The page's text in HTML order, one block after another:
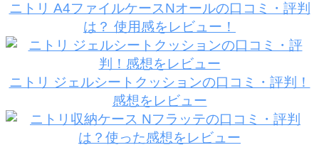
ニトリ A4ファイルケースNオールの口コミ・評判
は？ 使用感をレビュー！
ニトリ ジェルシートクッションの口コミ・評判！
感想をレビュー